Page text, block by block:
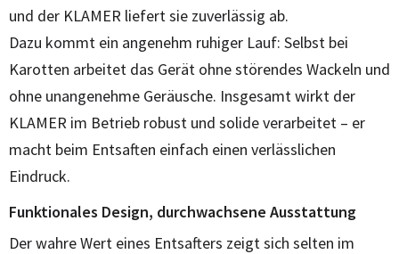
und der KLAMER liefert sie zuverlässig ab.
Dazu kommt ein angenehm ruhiger Lauf: Selbst bei
Karotten arbeitet das Gerät ohne störendes Wackeln und
ohne unangenehme Geräusche. Insgesamt wirkt der
KLAMER im Betrieb robust und solide verarbeitet – er
macht beim Entsaften einfach einen verlässlichen
Eindruck.
Funktionales Design, durchwachsene Ausstattung
Der wahre Wert eines Entsafters zeigt sich selten im